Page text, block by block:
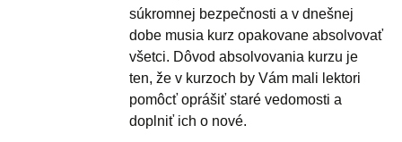
súkromnej bezpečnosti a v dnešnej
dobe musia kurz opakovane absolvovať
všetci. Dôvod absolvovania kurzu je
ten, že v kurzoch by Vám mali lektori
pomôcť oprášiť staré vedomosti a
doplniť ich o nové.